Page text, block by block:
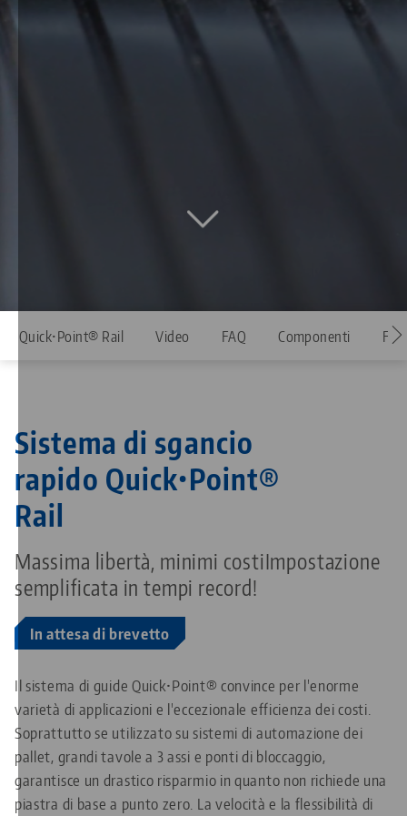
Quick•Point® Rail Video FAQ Componenti
Sistema di sgancio
rapido Quick•Point®
Rail
Massima libertà, minimi costiImpostazione
semplificata in tempi record!
In attesa di brevetto
Il sistema di guide Quick•Point® convince per l'enorme
varietà di applicazioni e l'eccezionale efficienza dei costi.
Soprattutto se utilizzato su sistemi di automazione dei
pallet, grandi tavole a 3 assi e ponti di bloccaggio,
garantisce un drastico risparmio in quanto non richiede una
piastra di base a punto zero. La velocità e la flessibilità di